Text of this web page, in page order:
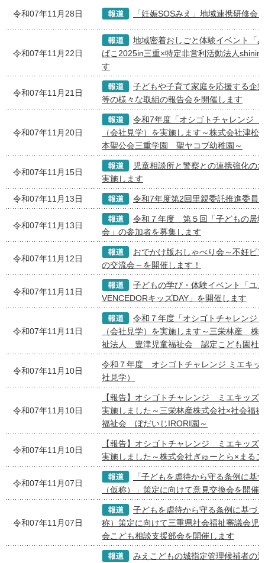
令和07年11月28日 「妊娠SOSみえ」地域連携研修会
令和07年11月22日
地域密着おしごと体験イベント「
ばこ2025in三重×特定非営利活動法人
す
令和07年11月21日
子どもや子育て家庭を応援する企
等の様々な取組の報告会を開催します
令和07年11月20日
令和7年度「オシゴトチャレンジ
（会社見学）を実施します～株式会社津松
本聖公会三重学園 聖ヤコブ幼稚園～
令和07年11月15日
児童相談所と警察との連携強化の
実施します
令和07年11月13日 令和7年度第2回里親委託推進委員
令和07年11月13日
令和７年度 第５回「子どもの居
会」の参加者を募集します
令和07年11月12日
おでかけ版おしゃべり会～不妊ピ
の交流会～を開催します！
令和07年11月11日
子どもの学び・体験イベント「ユ
VENCEDORキッズDAY」を開催します
令和07年11月11日
令和７年度「オシゴトチャレンジ
（会社見学）を実施します～三栄林産 株
祉法人 豊津児童福祉会 認定こども園杜
令和07年11月10日
令和７年度 オシゴトチャレンジ ミエキッ
社見学）
令和07年11月10日
【報告】オシゴトチャレンジ ミエキッズ
実施しました～三栄林産株式会社×社会福
福祉会 ぼだいじIRORI園～
令和07年11月10日
【報告】オシゴトチャレンジ ミエキッズ
実施しました～株式会社ぎゅーとら×まる
令和07年11月07日
「子どもを虐待から守る条例に基
（仮称）」策定に向けて意見交換会を開催
令和07年11月07日
子どもを虐待から守る条例に基づ
称）策定に向けて三重県社会福祉審議会児
会こども相談支援部会を開催します
みえこどもの城指定管理候補者の